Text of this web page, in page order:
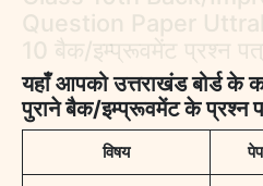
Question Paper
10 बैक/इम्प्रूवमेंट प्रश्न पत्र
यहाँ आपको उत्तराखंड बोर्ड के
पुराने बैक/इम्प्रूवमेंट के प्रश्न
विषय